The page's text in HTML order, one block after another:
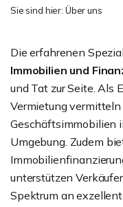
Sie sind hier: Über uns
Die erfahrenen
Immobilien und
und Tat zur Seite. Als
Vermietung
Geschäftsimmobilien
Umgebung. Zudem
unterstützen
Spektrum an